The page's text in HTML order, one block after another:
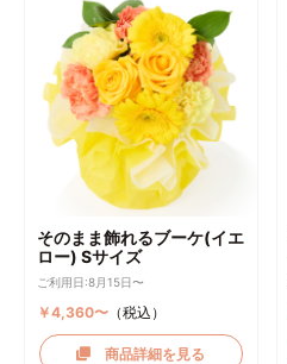
そのまま飾れるブーケ(イエ
ロー) Sサイズ
ご利用日:8月15日〜
￥4,360〜（税込）
商品詳細を見る